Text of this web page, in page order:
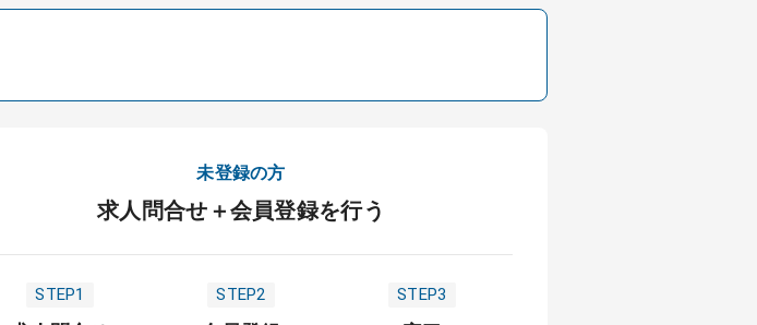
未登録の方
求人問合せ＋会員登録を行う
STEP1 STEP2 STEP3